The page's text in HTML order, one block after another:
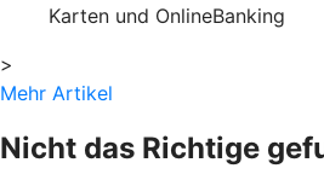
Karten und OnlineBanking
>
Mehr Artikel
Nicht das Richtige